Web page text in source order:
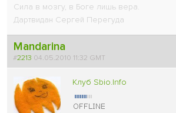
Сила в мозгу, в Боге лишь вера.
Дартвидан Сергей Перегуда
Mandarina
#2213 04.05.2010 11:32 GMT
Клуб Sbio.Info